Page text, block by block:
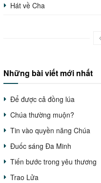
Hát về Cha
Những bài viết mới nhất
Để được cả đồng lúa
Chúa thường muộn?
Tin vào quyền năng Chúa
Đuốc sáng Đa Minh
Tiến bước trong yêu thương
Trao Lửa